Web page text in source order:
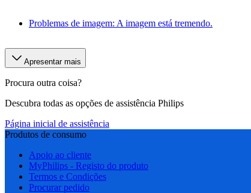
Problemas de imagem: A imagem está tremendo.
Apresentar mais
Procura outra coisa?
Descubra todas as opções de assistência Philips
Página inicial de assistência
Produtos de consumo
Apoio ao cliente
MyPhilips - Registo do produto
Termos e Condições
Procurar pedido